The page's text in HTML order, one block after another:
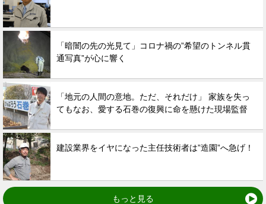
「暗闇の先の光見て」コロナ禍の”希望のトンネル貫
通写真”が心に響く
「地元の人間の意地。ただ、それだけ」 家族を失っ
てもなお、愛する石巻の復興に命を懸けた現場監督
建設業界をイヤになった主任技術者は”造園”へ急げ！
もっと見る